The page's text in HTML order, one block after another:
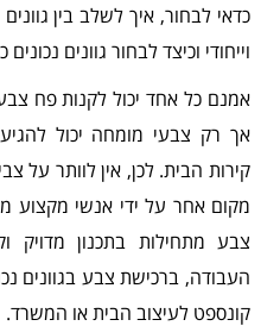
כדאי לבחור, איך לשלב בין
וייחודי וכיצד לבחור גוונים
אמנם כל אחד יכול לקנות פח
אך רק צבעי מומחה יכול
קירות הבית. לכן, אין לוותר על
מקום אחר על ידי אנשי מקצוע
צבע מתחילות בתכנון מדויק
העבודה, ברכישת צבע בגוונים
קונספט לעיצוב הבית או המשרד.